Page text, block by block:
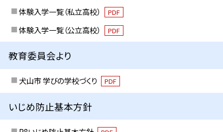
体験入学一覧（私立高校） PDF
体験入学一覧（公立高校） PDF
教育委員会より
犬山市 学びの学校づくり PDF
いじめ防止基本方針